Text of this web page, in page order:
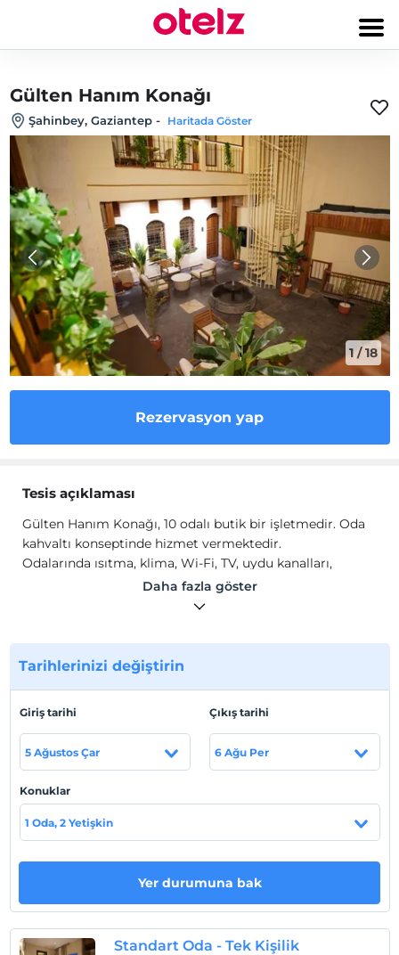
Gülten Hanım Konağı
Şahinbey, Gaziantep - Haritada Göster
1/18
Rezervasyon yap
Tesis açıklaması
Gülten Hanım Konağı, 10 odalı butik bir işletmedir. Oda
kahvaltı konseptinde hizmet vermektedir.
Odalarında ısıtma, klima, Wi-Fi, TV, uydu kanalları,
telefon, banyo, duş ve elektirikli su ısıtıcısı gibi olanaklar
Gaziantep Şahinbey'de konumlanmaktadır.
Otel koşulları
Check/in
En erken saat 14:00 ve sonrası
En geç saat 14:00 ve öncesi
Evcil hayvan kabul edilmemektedir.
Daha fazla göster
Tarihlerinizi değiştirin
Giriş tarihi
5 Ağustos Çar
Çıkış tarihi
6 Ağu Per
Konuklar
1 Oda, 2 Yetişkin
Yer durumuna bak
Standart Oda - Tek Kişilik